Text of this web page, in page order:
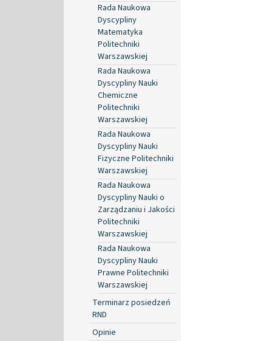
Rada Naukowa
Dyscypliny
Matematyka
Politechniki
Warszawskiej
Rada Naukowa
Dyscypliny Nauki
Chemiczne
Politechniki
Warszawskiej
Rada Naukowa
Dyscypliny Nauki
Fizyczne Politechniki
Warszawskiej
Rada Naukowa
Dyscypliny Nauki o
Zarządzaniu i Jakości
Politechniki
Warszawskiej
Rada Naukowa
Dyscypliny Nauki
Prawne Politechniki
Warszawskiej
Terminarz posiedzeń
RND
Opinie